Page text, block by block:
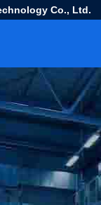
Co., Ltd.